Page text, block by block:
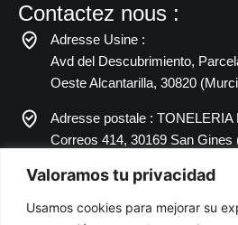
Valoramos tu privacidad
Usamos cookies para mejorar su
Contactez nous :
Adresse Usine :
Avd del Descubrimiento,
Oeste Alcantarilla, 30820
Adresse postale : TONELERIA
Correos 414, 30169 San Gines
34 968 897 051
34 968 892 672